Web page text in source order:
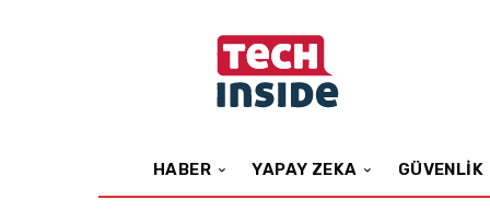
HABER YAPAY ZEKA GÜVENLIK